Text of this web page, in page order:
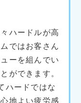
ハードルが高
ではお客さん
ーを組んでい
ができます。
ハードではな
地よい疲労感